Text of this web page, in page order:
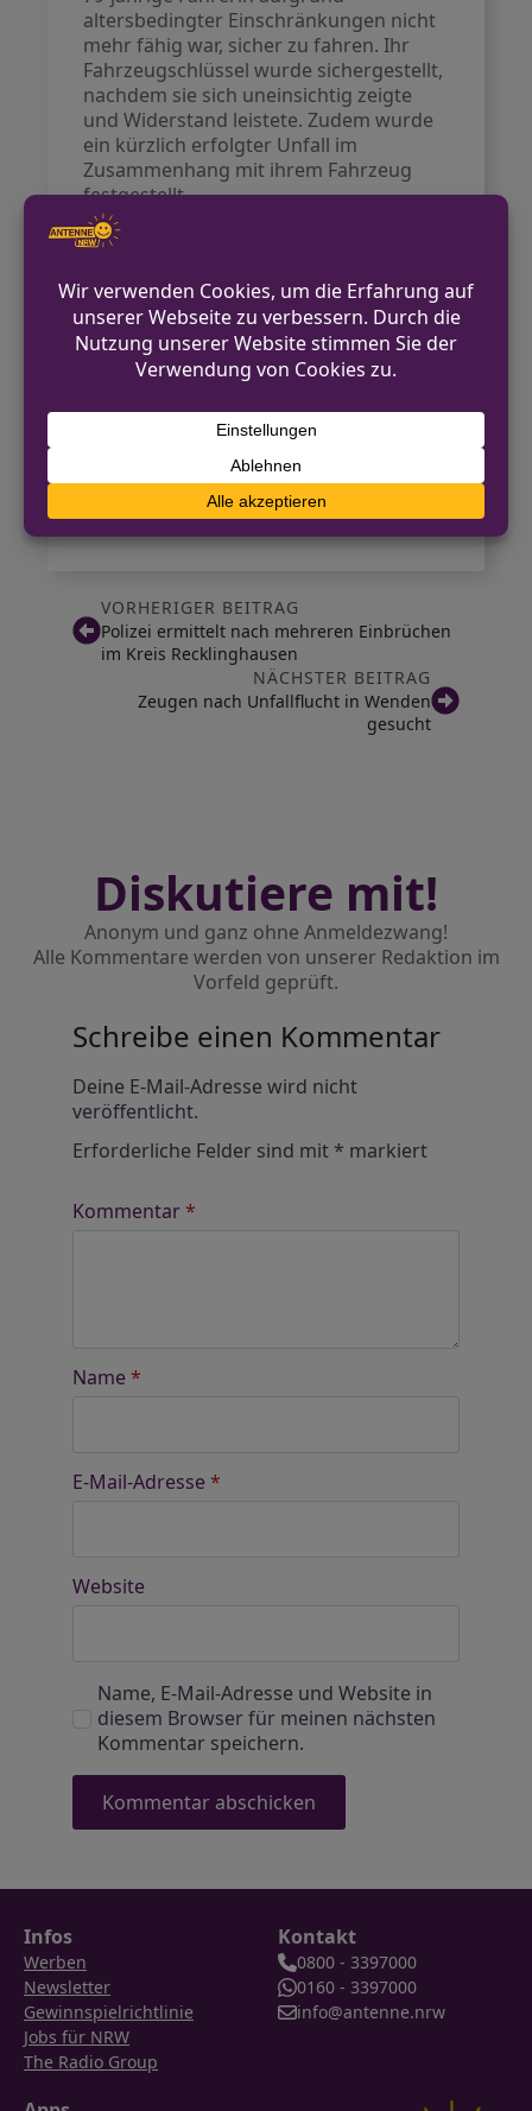
altersbedingter Einschränkungen nicht
mehr fähig war, sicher zu fahren. Ihr
Fahrzeugschlüssel wurde sichergestellt,
nachdem sie sich uneinsichtig zeigte
und Widerstand leistete. Zudem wurde
ein kürzlich erfolgter Unfall im
Zusammenhang mit ihrem Fahrzeug
festgestellt.
Am Mittwochmorgen kam es dann zu
Fahrer übersah beim Abbiegen auf die B
64 einen 32-jährigen Radfahrer, der an
der Kreuzung verletzt wurde. Der
Radfahrer trug keinen Helm und musste
ebenfalls ins Krankenhaus. Bei einer
weiteren Kollision gegen 7.10 Uhr
überschlug sich das Auto einer 31-
jährigen Fahrerin, die einem Reh
ausweichen wollte und dabei leicht
verletzt wurde.
VORHERIGER BEITRAG
Polizei ermittelt nach mehreren Einbrüchen
im Kreis Recklinghausen
NÄCHSTER BEITRAG
Zeugen nach Unfallflucht in Wenden
gesucht
Diskutiere mit!
Anonym und ganz ohne Anmeldezwang!
Alle Kommentare werden von unserer Redaktion im
Vorfeld geprüft.
Schreibe einen Kommentar
Deine E-Mail-Adresse wird nicht
veröffentlicht.
Erforderliche Felder sind mit* markiert
Kommentar*
Name *
E-Mail-Adresse *
Website
Name, E-Mail-Adresse und Website in
diesem Browser für meinen nächsten
Kommentar speichern.
Infos
Werben
Newsletter
Gewinnspielrichtlinie
Jobs für NRW
The Radio Group
Kontakt
0800 - 3397000
0160 - 3397000
info@antenne.nrw